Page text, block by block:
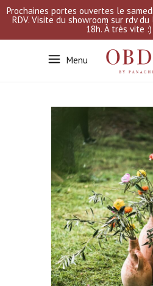
Prochaines portes ouvertes le
RDV. Visite du showroom sur rdv
18h. À très vite
Menu